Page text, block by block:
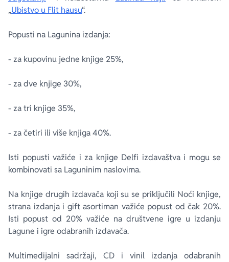
„Ubistvo u Flit hausu“.
Popusti na Lagunina izdanja:
- za kupovinu jedne knjige 25%,
- za dve knjige 30%,
- za tri knjige 35%,
- za četiri ili više knjiga 40%.
Isti popusti važiće i za knjige Delfi izdavaštva i mogu se
kombinovati sa Laguninim naslovima.
Na knjige drugih izdavača koji su se priključili Noći knjige,
strana izdanja i gift asortiman važiće popust od čak 20%.
Isti popust od 20% važiće na društvene igre u izdanju
Lagune i igre odabranih izdavača.
Multimedijalni sadržaji, CD i vinil izdanja odabranih